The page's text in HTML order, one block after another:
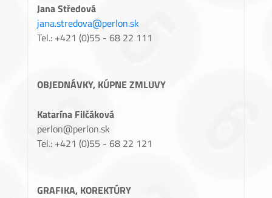
Jana Středová
jana.stredova@perlon.sk
Tel.: +421 (0)55 - 68 22 111
OBJEDNÁVKY, KÚPNE ZMLUVY
Katarína Filčáková
perlon@perlon.sk
Tel.: +421 (0)55 - 68 22 121
GRAFIKA, KOREKTÚRY